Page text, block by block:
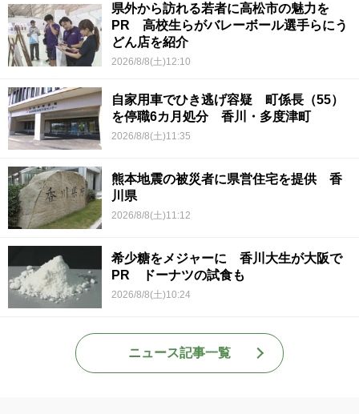
県外から訪れる若者に高松市の魅力を
PR 高校生らがバレーボール選手らにう
どん店を紹介
2026/8/8(土)12:10
自家用車でひき逃げ容疑 町係長（55）
を停職6カ月処分 香川・多度津町
2026/8/8(土)11:35
熊本地震の被災者に県営住宅を提供 香
川県
2026/8/8(土)11:12
希少糖をメジャーに 香川大生が大阪で
PR ドーナツの試食も
2026/8/8(土)10:24
ニュース記事一覧